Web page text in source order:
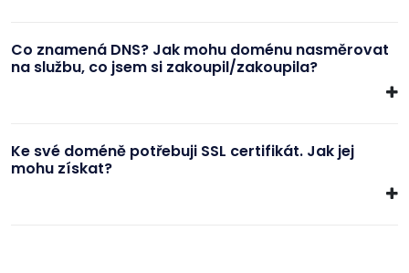
Co znamená DNS? Jak mohu doménu nasměrovat
na službu, co jsem si zakoupil/zakoupila?
Ke své doméně potřebuji SSL certifikát. Jak jej
mohu získat?